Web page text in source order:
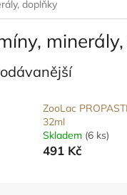
doplňky
ZooLac
32ml
Skladem (6 ks)
491 Kč